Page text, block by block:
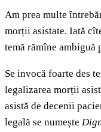
Am prea multe
morții asistate. Iată
temă rămîne ambiguă
Se invocă foarte des
legalizarea morții
asistă de decenii
legală se numește